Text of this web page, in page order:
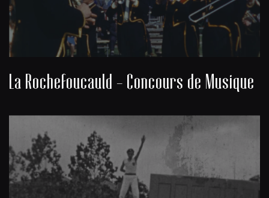
La Rochefoucauld - Concours de Musique